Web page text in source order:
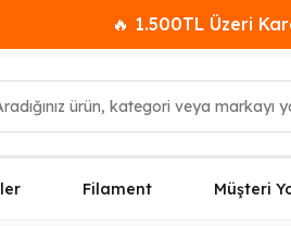
🔥 1.500TL Üzeri
Filament Müşteri